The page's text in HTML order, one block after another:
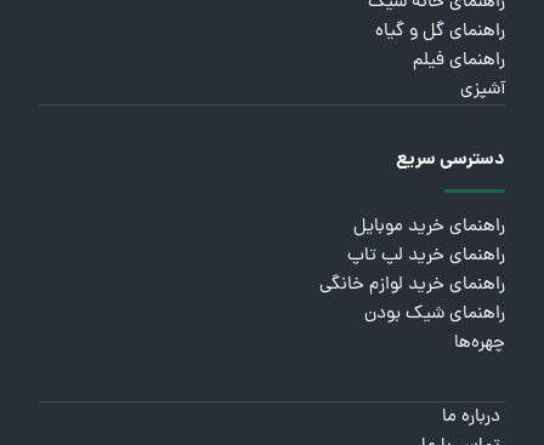
راهنمای گل و گیاه
راهنمای فیلم
آشپزی
دسترسی سریع
راهنمای خرید موبایل
راهنمای خرید لپ تاپ
راهنمای خرید لوازم خانگی
راهنمای شیک بودن
چهره‌ها
درباره ما